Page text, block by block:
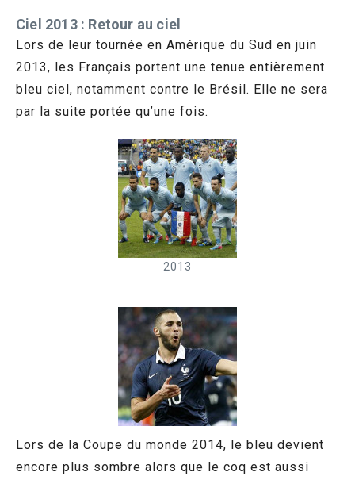
Ciel 2013 : Retour au ciel
Lors de leur tournée en Amérique du Sud en juin
2013, les Français portent une tenue entièrement
bleu ciel, notamment contre le Brésil. Elle ne sera
par la suite portée qu’une fois.
2013
Lors de la Coupe du monde 2014, le bleu devient
encore plus sombre alors que le coq est aussi